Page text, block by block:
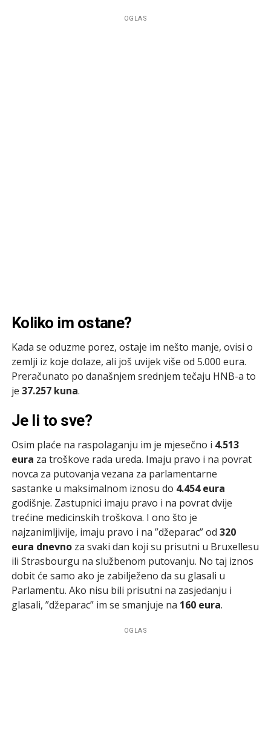
OGLAS
Koliko im ostane?
Kada se oduzme porez, ostaje im nešto manje, ovisi o
zemlji iz koje dolaze, ali još uvijek više od 5.000 eura.
Preračunato po današnjem srednjem tečaju HNB-a to
je 37.257 kuna.
Je li to sve?
Osim plaće na raspolaganju im je mjesečno i 4.513
eura za troškove rada ureda. Imaju pravo i na povrat
novca za putovanja vezana za parlamentarne
sastanke u maksimalnom iznosu do 4.454 eura
godišnje. Zastupnici imaju pravo i na povrat dvije
trećine medicinskih troškova. I ono što je
najzanimljivije, imaju pravo i na ”džeparac” od 320
eura dnevnoza svaki dan koji su prisutni u Bruxellesu
ili Strasbourgu na službenom putovanju. No taj iznos
dobit će samo ako je zabilježeno da su glasali u
Parlamentu. Ako nisu bili prisutni na zasjedanju i
glasali, ”džeparac” im se smanjuje na 160 eura.
OGLAS